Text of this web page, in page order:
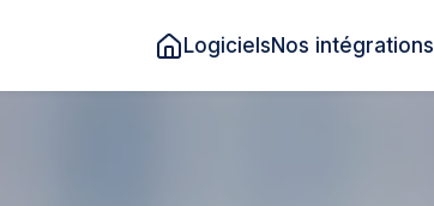
LogicielsNos intégrations